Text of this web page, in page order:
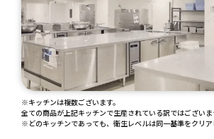
※キッチンは複数ございます。
全ての商品が上記キッチンで生産されている訳ではございま
※どのキッチンであっても、衛生レベルは同一基準をクリア